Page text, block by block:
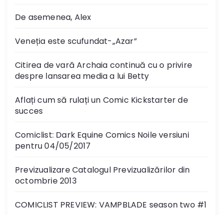
De asemenea, Alex
Veneția este scufundat-„Azar”
Citirea de vară Archaia continuă cu o privire
despre lansarea media a lui Betty
Aflați cum să rulați un Comic Kickstarter de
succes
Comiclist: Dark Equine Comics Noile versiuni
pentru 04/05/2017
Previzualizare Catalogul Previzualizărilor din
octombrie 2013
COMICLIST PREVIEW: VAMPBLADE season two #1